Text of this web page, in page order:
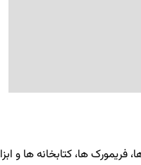
ها، کتابخانه ها